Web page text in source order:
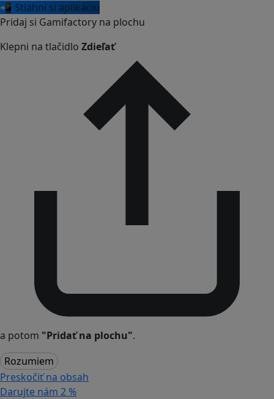
📲 Stiahni si aplikáciu
Pridaj si Gamifactory na plochu
Klepni na tlačidlo Zdieľať
a potom "Pridať na plochu".
Rozumiem
Preskočiť na obsah
Darujte nám 2 %